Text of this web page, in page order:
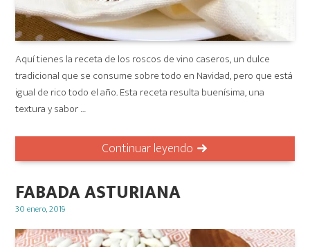
Aquí tienes la receta de los roscos de vino caseros, un dulce
tradicional que se consume sobre todo en Navidad, pero que está
igual de rico todo el año. Esta receta resulta buenísima, una
textura y sabor …
Continuar leyendo
FABADA ASTURIANA
Posted
30 enero, 2019